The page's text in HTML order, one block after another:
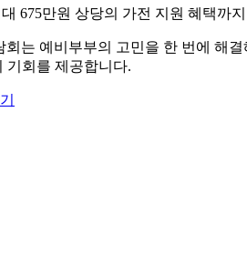
675만원 상당의 가전 지원 혜택까
는 예비부부의 고민을 한 번에 해
기회를 제공합니다.